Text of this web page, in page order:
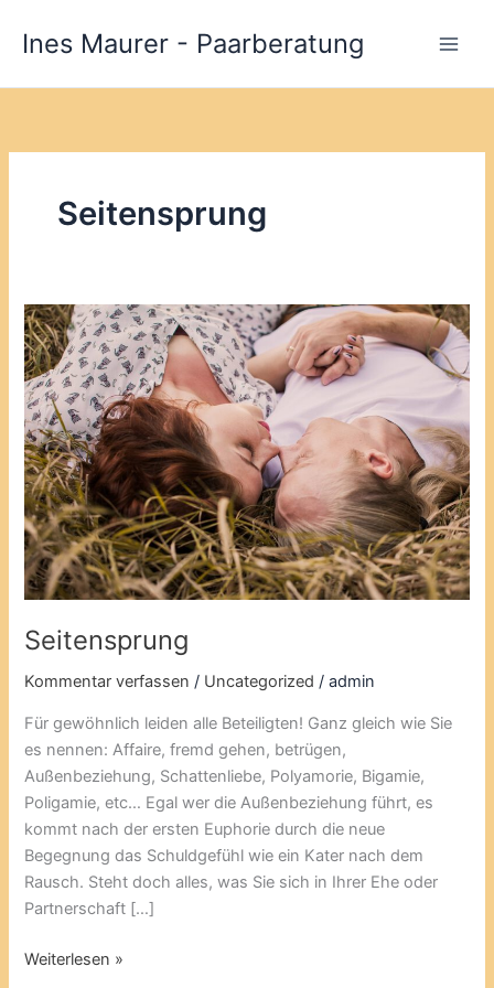
InhaltInes Maurer - Paarberatung
Seitensprung
Seitensprung
Kommentar verfassen / Uncategorized /admin
Für gewöhnlich leiden alle Beteiligten! Ganz gleich wie Sie
es nennen: Affaire, fremd gehen, betrügen,
Außenbeziehung, Schattenliebe, Polyamorie, Bigamie,
Poligamie, etc… Egal wer die Außenbeziehung führt, es
kommt nach der ersten Euphorie durch die neue
Begegnung das Schuldgefühl wie ein Kater nach dem
Rausch. Steht doch alles, was Sie sich in Ihrer Ehe oder
Partnerschaft […]
Seitensprung
Weiterlesen »